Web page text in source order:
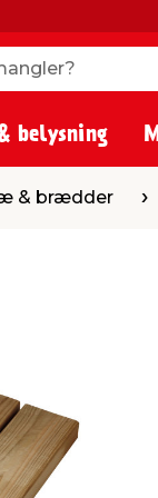
belysning
& brædder